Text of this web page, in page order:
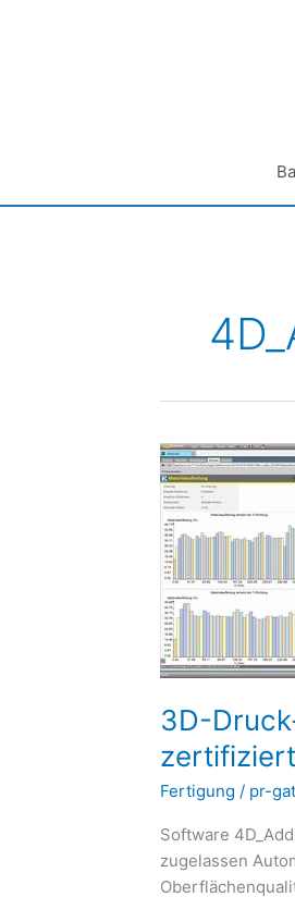
3D-
zertifiziert
Fertigung / pr-
Software
zugelassen
3D-
Druck-
Software
für
HP
Jet
Fusion
Printer
zertifiziert